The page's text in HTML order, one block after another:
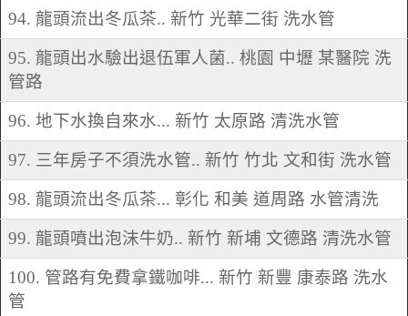
94. 龍頭流出冬瓜茶.. 新竹 光華二街 洗水管
95. 龍頭出水驗出退伍軍人菌.. 桃園 中壢 某醫院 洗
管路
96. 地下水換自來水... 新竹 太原路 清洗水管
97. 三年房子不須洗水管.. 新竹 竹北 文和街 洗水管
98. 龍頭流出冬瓜茶... 彰化 和美 道周路 水管清洗
99. 龍頭噴出泡沫牛奶.. 新竹 新埔 文德路 清洗水管
100. 管路有免費拿鐵咖啡... 新竹 新豐 康泰路 洗水
管